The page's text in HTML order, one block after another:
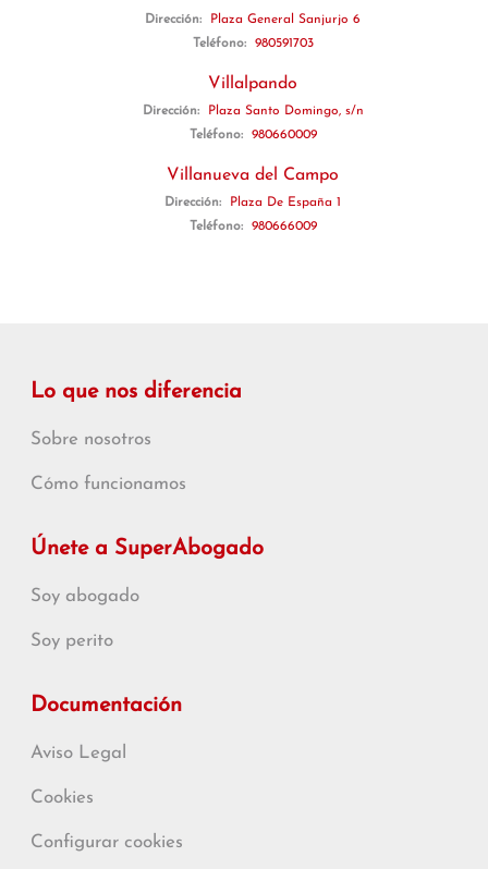
Dirección:
Plaza General Sanjurjo 6
Teléfono:
980591703
Villalpando
Dirección:
Plaza Santo Domingo, s/n
Teléfono:
980660009
Villanueva del Campo
Dirección:
Plaza De España 1
Teléfono:
980666009
Lo que nos diferencia
Sobre nosotros
Cómo funcionamos
Únete a SuperAbogado
Soy abogado
Soy perito
Documentación
Aviso Legal
Cookies
Configurar cookies